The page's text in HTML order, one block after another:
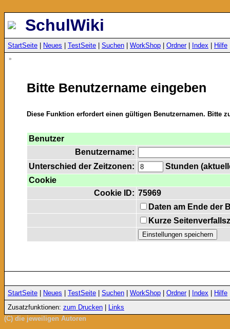
SchulWiki
StartSeite Neues TestSeite Suchen WorkShop Ordner| Index Hilfe
»
Bitte Benutzername eingeben
Diese Funktion erfordert einen gültigen Benutzernamen. Bitte
Benutzer
Benutzername:
Unterschied der Zeitzonen:
Stunden
Cookie
Cookie ID: 75969
Daten am Ende der
Kurze
StartSeite Neues TestSeite Suchen WorkShop Ordner| Index Hilfe
Zusatzfunktionen: zum Drucken
Links
(C) die jeweiligen Autoren